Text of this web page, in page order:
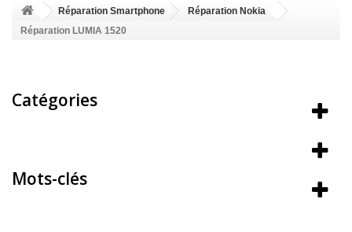
Réparation Smartphone
Réparation Nokia
Réparation LUMIA 1520
Catégories
Mots-clés